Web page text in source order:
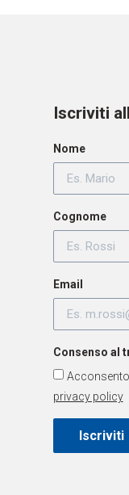
Iscriviti
Nome
Cognome
Email
Consenso al
privacy policy
Iscriviti